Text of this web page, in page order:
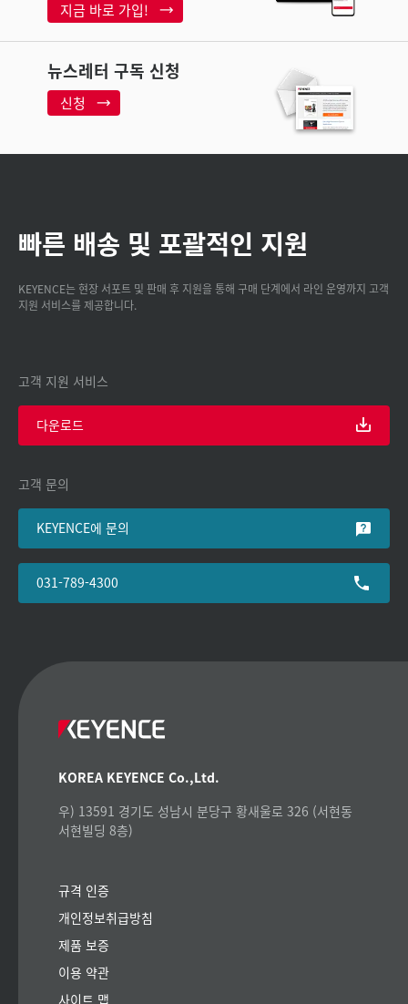
지금 바로 가입!
뉴스레터 구독 신청
신청
빠른 배송 및 포괄적인 지원
KEYENCE는 현장 서포트 및 판매 후 지원을 통해 구매 단계에서 라인 운영까지 고객
지원 서비스를 제공합니다.
고객 지원 서비스
다운로드
고객 문의
KEYENCE에 문의
031-789-4300
KOREA KEYENCE Co.,Ltd.
우) 13591 경기도 성남시 분당구 황새울로 326 (서현동
서현빌딩 8층)
규격 인증
개인정보취급방침
제품 보증
이용 약관
사이트 맵